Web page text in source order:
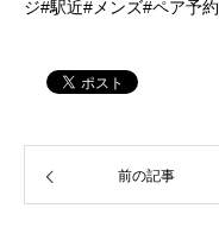
ジ#駅近#メンズ#ペア予約
前の記事